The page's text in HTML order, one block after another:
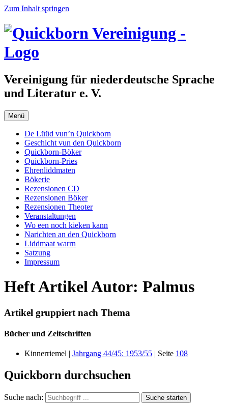
Zum Inhalt springen
Vereinigung für niederdeutsche Sprache
und Literatur e. V.
Menü
De Lüüd vun’n Quickborn
Geschicht vun den Quickborn
Quickborn-Böker
Quickborn-Pries
Ehrenliddmaten
Bökerie
Rezensionen CD
Rezensionen Böker
Rezensionen Theoter
Veranstaltungen
Wo een noch kieken kann
Narichten an den Quickborn
Liddmaat warrn
Satzung
Impressum
Heft Artikel Autor: Palmus
Artikel gruppiert nach Thema
Bücher und Zeitschriften
Kinnerriemel | Jahrgang 44/45: 1953/55 | Seite 108
Quickborn durchsuchen
Suche nach: Suche starten